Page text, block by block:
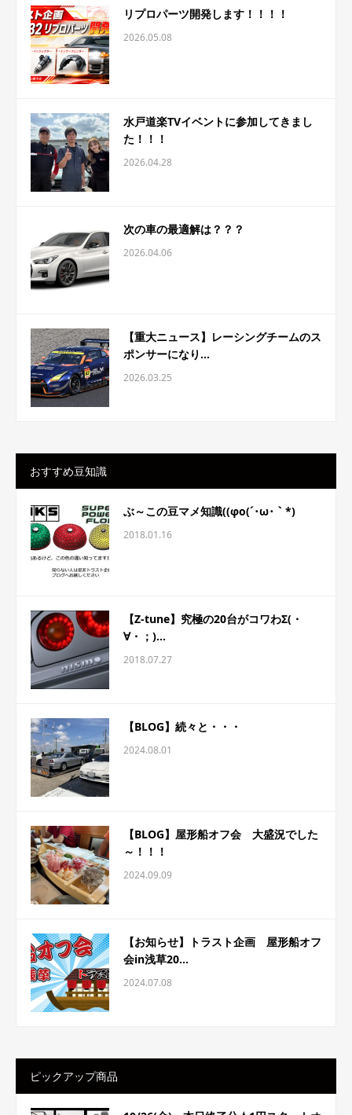
リプロパーツ開発します！！！！
2026.05.08
水戸道楽TVイベントに参加してきまし
た！！！
2026.04.28
次の車の最適解は？？？
2026.04.06
【重大ニュース】レーシングチームのス
ポンサーになり...
2026.03.25
おすすめ豆知識
ぶ～この豆マメ知識((φo(´･ω･｀*)
2018.01.16
【Z-tune】究極の20台がコワわΣ(・
∀・；)...
2018.07.27
【BLOG】続々と・・・
2024.08.01
【BLOG】屋形船オフ会 大盛況でした
～！！！
2024.09.09
【お知らせ】トラスト企画 屋形船オフ
会in浅草20...
2024.07.08
ピックアップ商品